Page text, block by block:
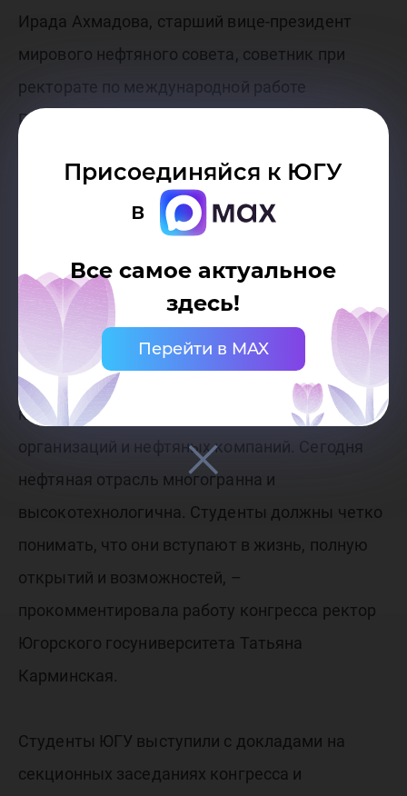
Присоединяйся к ЮГУ
в
Все самое актуальное
здесь!
Перейти в MAX
Ирада Ахмадова, старший вице-президент
мирового нефтяного совета, советник при
ректорате по международной работе
Российского государственного университета
Золотухин.
услышали очень много интересных трендов,
как будет развиваться нефтяная отрасль.
Увидели презентации лучших практик
кадрового обеспечения сферы ТЭК и создания
коллабораций научно-образовательных
организаций и нефтяных компаний. Сегодня
нефтяная отрасль многогранна и
высокотехнологична. Студенты должны четко
понимать, что они вступают в жизнь, полную
открытий и возможностей, –
прокомментировала работу конгресса ректор
Югорского госуниверситета Татьяна
Карминская.
Студенты ЮГУ выступили с докладами на
секционных заседаниях конгресса и